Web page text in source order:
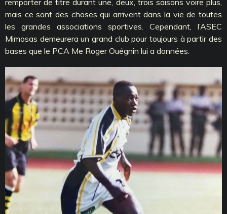
remporter de titre durant une, deux, trois saisons voire plus,
mais ce sont des choses qui arrivent dans la vie de toutes
les grandes associations sportives. Cependant, l’ASEC
Mimosas demeurera un grand club pour toujours à partir des
bases que le PCA Me Roger Ouégnin lui a données.